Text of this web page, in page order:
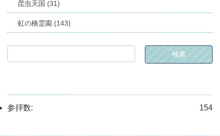
昆虫天国 (31)
虹の橋霊園 (143)
154
参拝数: